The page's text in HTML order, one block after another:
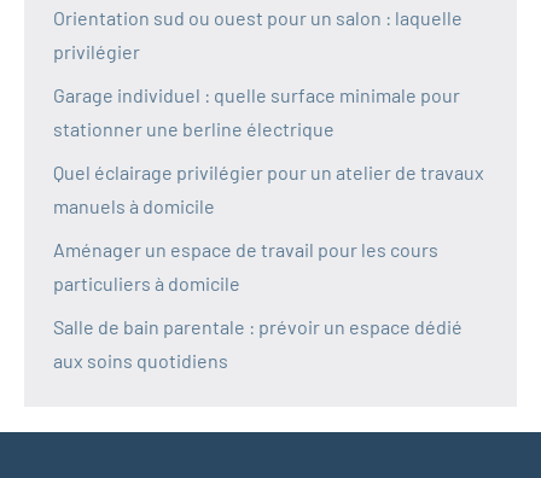
Orientation sud ou ouest pour un salon : laquelle
privilégier
Garage individuel : quelle surface minimale pour
stationner une berline électrique
Quel éclairage privilégier pour un atelier de travaux
manuels à domicile
Aménager un espace de travail pour les cours
particuliers à domicile
Salle de bain parentale : prévoir un espace dédié
aux soins quotidiens